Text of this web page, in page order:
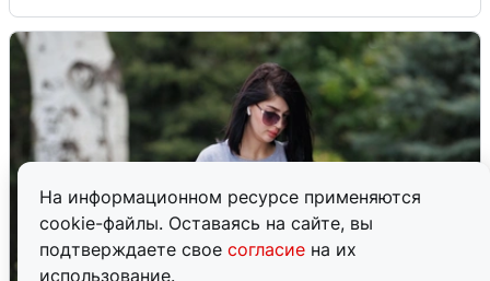
На информационном ресурсе применяются
cookie-файлы. Оставаясь на сайте, вы
подтверждаете свое согласие на их
использование.